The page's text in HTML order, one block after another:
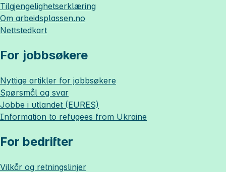
Tilgjengelighetserklæring
Om arbeidsplassen.no
Nettstedkart
For jobbsøkere
Nyttige artikler for jobbsøkere
Spørsmål og svar
Jobbe i utlandet (EURES)
Information to refugees from Ukraine
For bedrifter
Vilkår og retningslinjer